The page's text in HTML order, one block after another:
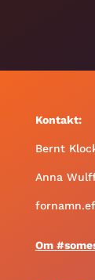
Kontakt:
Bernt
Anna
Om